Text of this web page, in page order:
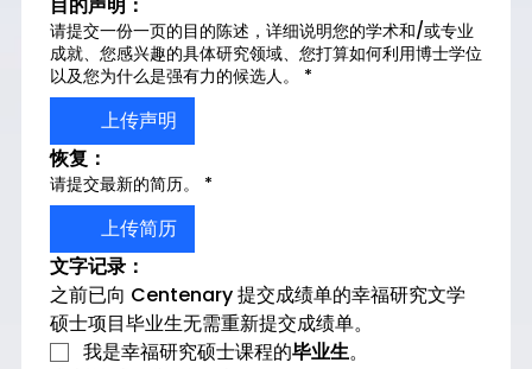
目的声明：
请提交一份一页的目的陈述，详细说明您的学术和/或专业
成就、您感兴趣的具体研究领域、您打算如何利用博士学位
以及您为什么是强有力的候选人。
*
上传声明
恢复：
请提交最新的简历。 *
上传简历
文字记录：
之前已向 Centenary 提交成绩单的幸福研究文学
硕士项目毕业生无需重新提交成绩单。
我是幸福研究硕士课程的毕业生。